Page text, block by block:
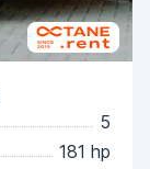
5
181 hp